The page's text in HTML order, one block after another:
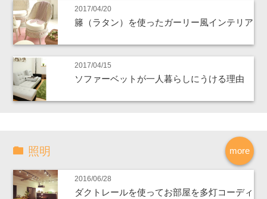
2017/04/20
籐（ラタン）を使ったガーリー風インテリア
2017/04/15
ソファーベットが一人暮らしにうける理由
more
照明
2016/06/28
ダクトレールを使ってお部屋を多灯コーディ